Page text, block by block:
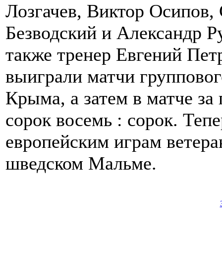
Лозгачев, Виктор
Безводский и Александр
также тренер Евгений
выиграли матчи
Крыма, а затем в матче за
сорок восемь : сорок.
европейским играм
шведском Мальме.